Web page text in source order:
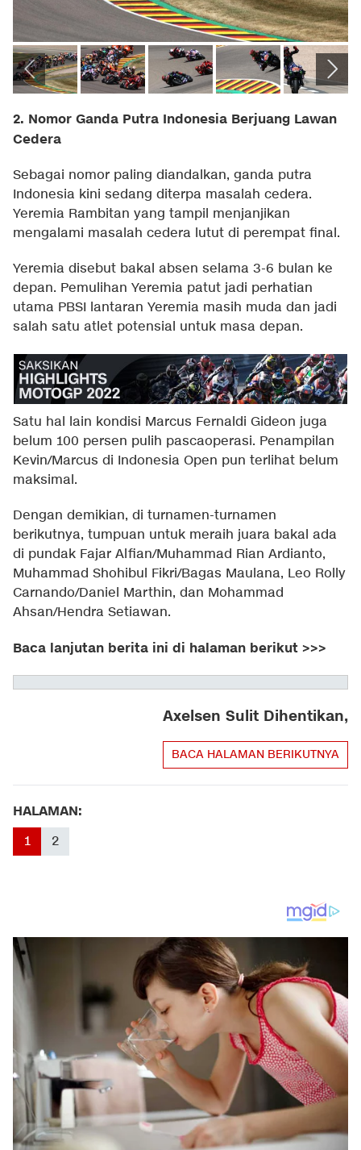
2. Nomor Ganda Putra Indonesia Berjuang Lawan
Cedera
Sebagai nomor paling diandalkan, ganda putra
Indonesia kini sedang diterpa masalah cedera.
Yeremia Rambitan yang tampil menjanjikan
mengalami masalah cedera lutut di perempat final.
Yeremia disebut bakal absen selama 3-6 bulan ke
depan. Pemulihan Yeremia patut jadi perhatian
utama PBSI lantaran Yeremia masih muda dan jadi
salah satu atlet potensial untuk masa depan.
Satu hal lain kondisi Marcus Fernaldi Gideon juga
belum 100 persen pulih pascaoperasi. Penampilan
Kevin/Marcus di Indonesia Open pun terlihat belum
maksimal.
Dengan demikian, di turnamen-turnamen
berikutnya, tumpuan untuk meraih juara bakal ada
di pundak Fajar Alfian/Muhammad Rian Ardianto,
Muhammad Shohibul Fikri/Bagas Maulana, Leo Rolly
Carnando/Daniel Marthin, dan Mohammad
Ahsan/Hendra Setiawan.
Baca lanjutan berita ini di halaman berikut >>>
Axelsen Sulit Dihentikan,
BACA HALAMAN BERIKUTNYA
HALAMAN:
1 2